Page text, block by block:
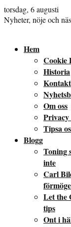
torsdag, 6 augusti
Nyheter, nöje och
Hem
Cookie
Historia
Kontakt
Om oss
Privacy
Tipsa
Blogg
Toning
inte
Carl
Let the
tips
Ont i